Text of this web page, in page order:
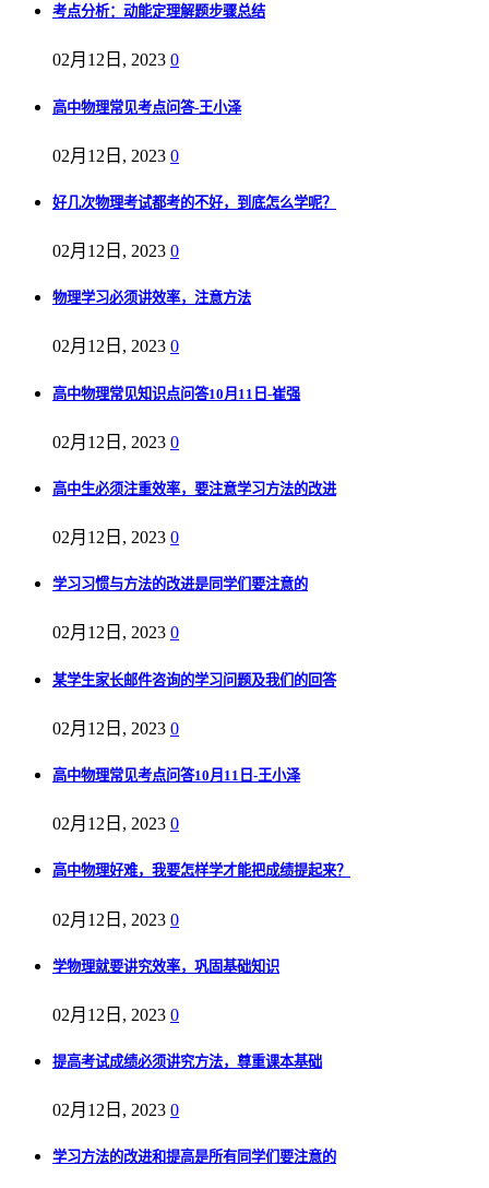
考点分析：动能定理解题步骤总结
02月12日, 2023 0
高中物理常见考点问答-王小泽
02月12日, 2023 0
好几次物理考试都考的不好，到底怎么学呢？
02月12日, 2023 0
物理学习必须讲效率，注意方法
02月12日, 2023 0
高中物理常见知识点问答10月11日-崔强
02月12日, 2023 0
高中生必须注重效率，要注意学习方法的改进
02月12日, 2023 0
学习习惯与方法的改进是同学们要注意的
02月12日, 2023 0
某学生家长邮件咨询的学习问题及我们的回答
02月12日, 2023 0
高中物理常见考点问答10月11日-王小泽
02月12日, 2023 0
高中物理好难，我要怎样学才能把成绩提起来？
02月12日, 2023 0
学物理就要讲究效率，巩固基础知识
02月12日, 2023 0
提高考试成绩必须讲究方法，尊重课本基础
02月12日, 2023 0
学习方法的改进和提高是所有同学们要注意的